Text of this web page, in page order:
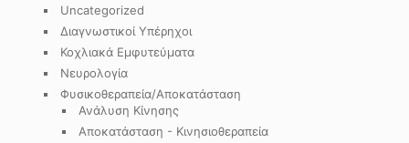
Uncategorized
Διαγνωστικοί Υπέρηχοι
Κοχλιακά Εμφυτεύματα
Νευρολογία
Φυσικοθεραπεία/Αποκατάσταση
Ανάλυση Κίνησης
Αποκατάσταση - Κινησιοθεραπεία